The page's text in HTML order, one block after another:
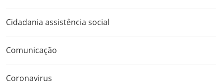
Cidadania assistência social
Comunicação
Coronavirus